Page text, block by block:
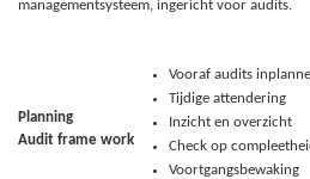
managementsysteem, ingericht voor audits.
Planning
Audit frame work
Vooraf audits
Tijdige attendering
Inzicht en overzicht
Check op
Voortgangsbewaking